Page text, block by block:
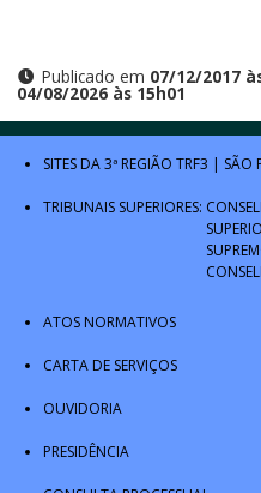
Publicado em 07/12/2017
04/08/2026 às 15h01
SITES DA 3ª REGIÃO TRF3 | SÃO
TRIBUNAIS SUPERIORES:
ATOS NORMATIVOS
CARTA DE SERVIÇOS
OUVIDORIA
PRESIDÊNCIA